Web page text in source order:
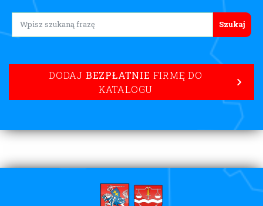
Lorem ipsum
DODAJ BEZPŁATNIE FIRMĘ DO
KATALOGU